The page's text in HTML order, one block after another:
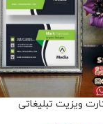
ویزیت تبلیغاتی